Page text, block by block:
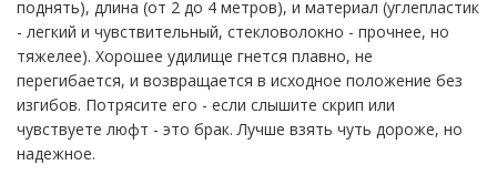
поднять), длина (от 2 до 4 метров), и материал (углепластик
- легкий и чувствительный, стекловолокно - прочнее, но
тяжелее). Хорошее удилище гнется плавно, не
перегибается, и возвращается в исходное положение без
изгибов. Потрясите его - если слышите скрип или
чувствуете люфт - это брак. Лучше взять чуть дороже, но
надежное.